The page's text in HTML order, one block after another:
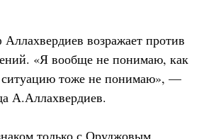
возражает против
«Я вообще не понимаю, как
ситуацию тоже не понимаю», —
А.Аллахвердиев.
только с Оруджовым,